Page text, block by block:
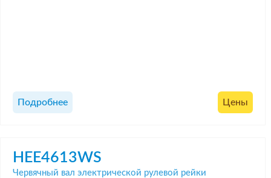
Подробнее Цены
HEE4613WS
Червячный вал электрической рулевой рейки